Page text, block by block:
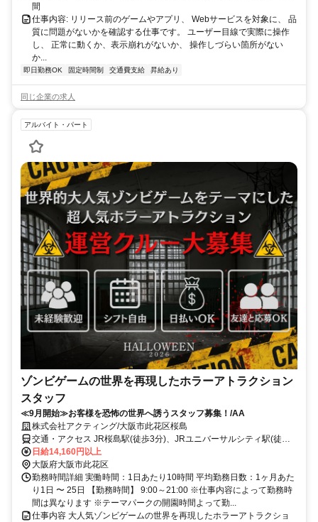
間
仕事内容: リリース前のゲームやアプリ、 Webサービスを対象に、 品
質に問題がないかを確認する仕事です。 ユーザー目線で実際に操作
し、 正常に動くか、表示崩れがないか、 操作しづらい箇所がない
か...
即日勤務OK 固定時間制 交通費支給 昇給あり
同じ企業の求人
アルバイト・パート
ゾンビゲームの世界を再現したホラーアトラクション
スタッフ
≪9月開始≫お客様を恐怖の世界へ誘うスタッフ募集！/AA
株式会社アクティング/大阪市此花区桜島
交通・アクセス JR桜島駅(徒歩3分)、JRユニバーサルシティ駅(徒歩
15分)
日給14,160円以上
大阪府大阪市此花区
勤務時間詳細 実働時間：1日あたり10時間 平均勤務日数：1ヶ月あた
り1日 〜 25日 【勤務時間】 9:00～21:00 ※仕事内容によって勤務時
間は異なります ※テーマパークの開園時間よって勤...
仕事内容 大人気ゾンビゲームの世界を再現したホラーアトラクショ